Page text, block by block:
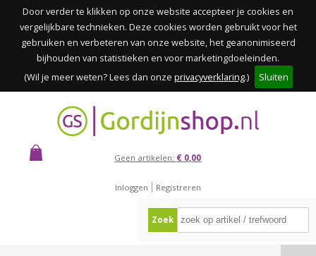
Door verder te klikken op onze website accepteer je cookies en
vergelijkbare technieken. Deze cookies worden gebruikt voor het
gebruiken en verbeteren van onze website, het geanonimiseerd
bijhouden van statistieken en voor marketingdoeleinden.
(Wil je meer weten? Lees dan onze privacyverklaring.) Sluiten
Geen artikelen: € 0,00
Inloggen Registreren
Zoek